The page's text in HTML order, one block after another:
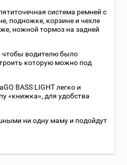
система ремней с
подножке, корзине и чехле
ножной тормоз на задней
чтобы водителю было
которую можно под
BASS LIGHT легко и
«книжка», для удобства
ни одну маму и подойдут